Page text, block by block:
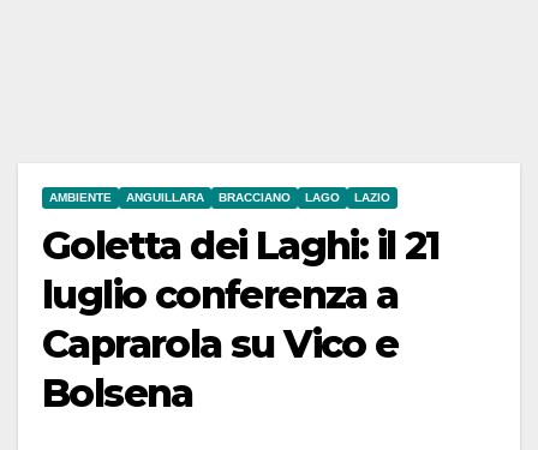
AMBIENTE ANGUILLARA BRACCIANO LAGO LAZIO
Goletta dei Laghi: il 21
luglio conferenza a
Caprarola su Vico e
Bolsena